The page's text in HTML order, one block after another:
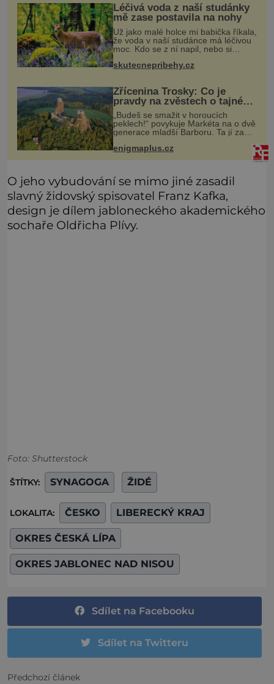
Léčivá voda z naší studánky
mě zase postavila na nohy
Už jako malé holce mi babička říkala,
že voda v naší studánce má léčivou
moc. Kdo se z ní napil, nebo si
natrhal bylinky kolem, tomu se
ulevilo. Ráda vzpomínám na své
skutecnepribehy.cz
Zřícenina Trosky: Co je
pravdy na zvěstech o tajné
chodbě?
„Budeš se smažit v horoucích
peklech!“ povykuje Markéta na o dvě
generace mladší Barboru. Ta jí za
chvíli slovní palbu opětuje. První je
zarytá katolička, druhá přesvědčená
kališnice. A každá z nich s
enigmaplus.cz
O jeho vybudování se mimo jiné zasadil
slavný židovský spisovatel Franz Kafka,
design je dílem jabloneckého akademického
sochaře Oldřicha Plívy.
Foto: Shutterstock
ŠTÍTKY: SYNAGOGA ŽIDÉ
LOKALITA: ČESKO LIBERECKÝ KRAJ
OKRES ČESKÁ LÍPA
OKRES JABLONEC NAD NISOU
Sdílet na Facebooku
Sdílet na Twitteru
Předchozí článek